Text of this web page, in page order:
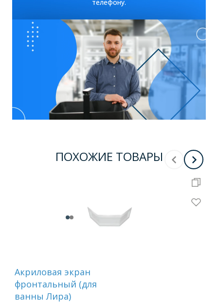
телефону.
ПОХОЖИЕ ТОВАРЫ
Акриловая экран
фронтальный (для
ванны Лира)